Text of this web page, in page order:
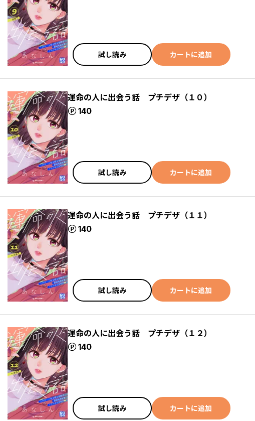
試し読み カートに追加
運命の人に出会う話 プチデザ（１０）
140
ポイント
試し読み カートに追加
運命の人に出会う話 プチデザ（１１）
140
ポイント
試し読み カートに追加
運命の人に出会う話 プチデザ（１２）
140
ポイント
試し読み カートに追加